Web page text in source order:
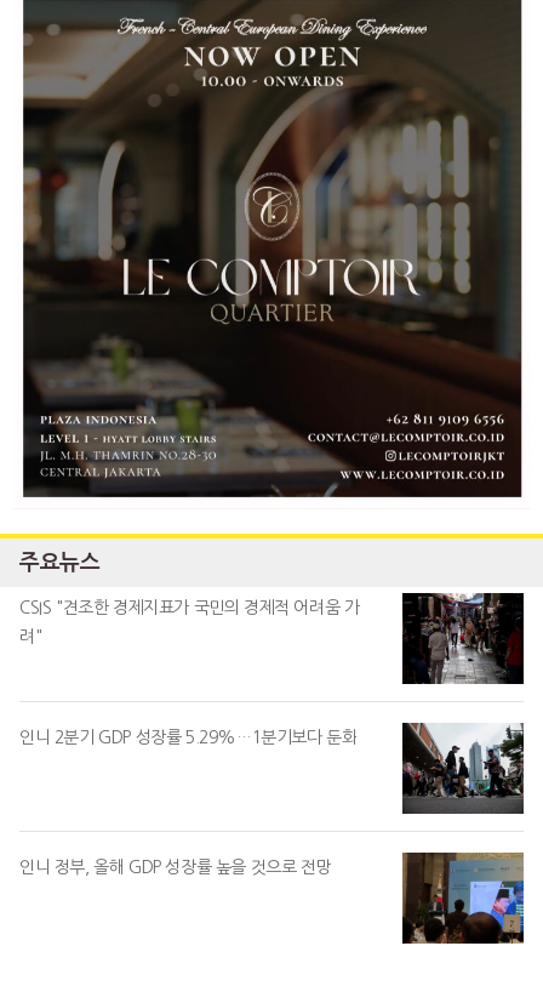
주요뉴스
CSIS "견조한 경제지표가 국민의 경제적 어려움 가
려"
인니 2분기 GDP 성장률 5.29%…1분기보다 둔화
인니 정부, 올해 GDP 성장률 높을 것으로 전망